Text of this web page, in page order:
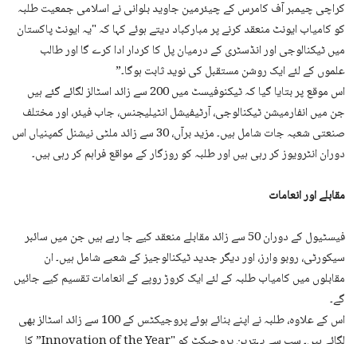
کراچی چیمبر آف کامرس کے چیئرمین جاوید بلوانی نے اسلامی جمعیت طلبہ
کو کامیاب ایونٹ منعقد کرنے پر مبارکباد دیتے ہوئے کہا کہ "یہ ایونٹ پاکستان
میں ٹیکنالوجی اور انڈسٹری کے درمیان پل کا کردار ادا کرے گا اور طالب
علموں کے لئے ایک روشن مستقبل کی نوید ثابت ہوگا۔”
اس موقع پر بتایا گیا کہ ٹیکنوفیسٹ میں 200 سے زائد اسٹالز لگائے گئے ہیں
جن میں انفارمیشن ٹیکنالوجی، آرٹیفیشل انٹیلیجنس، جاب فیئر، اور مختلف
صنعتی شعبہ جات شامل ہیں۔ مزید برآں، 30 سے زائد ملٹی نیشنل کمپنیاں اس
دوران انٹرویوز کر رہی ہیں اور طلبہ کو روزگار کے مواقع فراہم کر رہی ہیں۔
مقابلے اور انعامات
فیسٹیول کے دوران 50 سے زائد مقابلے منعقد کیے جا رہے ہیں جن میں سائبر
سیکورٹی، روبو وارز، اور دیگر جدید ٹیکنالوجیز کے شعبے شامل ہیں۔ ان
مقابلوں میں کامیاب طلبہ کے لئے ایک کروڑ روپے کے انعامات تقسیم کیے جائیں
گے۔
اس کے علاوہ، طلبہ نے اپنے بنائے ہوئے پروجیکٹس کے 100 سے زائد اسٹالز بھی